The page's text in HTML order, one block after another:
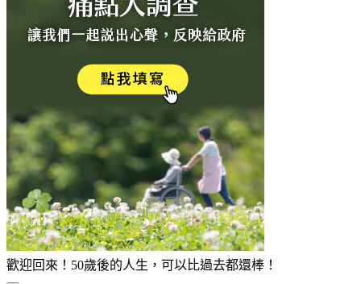
歡迎回來！50歲後的人生，可以比過去都還棒！